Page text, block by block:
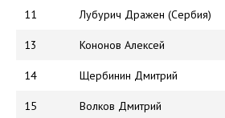
11 Лубурич Дражен (Сербия)
13 Кононов Алексей
14 Щербинин Дмитрий
15 Волков Дмитрий